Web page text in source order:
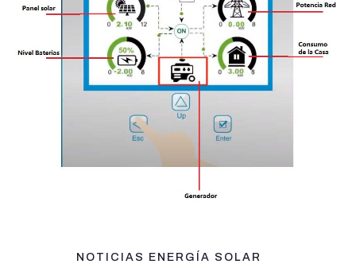
NOTICIAS ENERGÍA SOLAR